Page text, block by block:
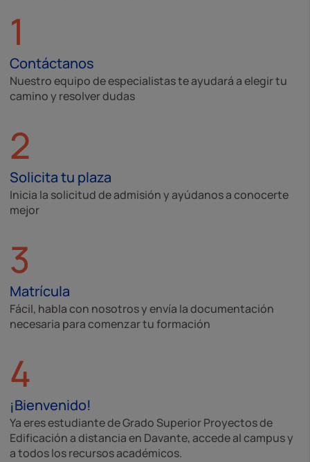
1
Contáctanos
Nuestro equipo de especialistas te ayudará a elegir tu
camino y resolver dudas
2
Solicita tu plaza
Inicia la solicitud de admisión y ayúdanos a conocerte
mejor
3
Matrícula
Fácil, habla con nosotros y envía la documentación
necesaria para comenzar tu formación
4
¡Bienvenido!
Ya eres estudiante de Grado Superior Proyectos de
Edificación a distancia en Davante, accede al campus y
a todos los recursos académicos.